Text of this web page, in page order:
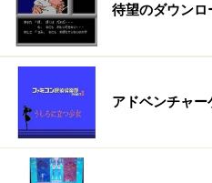
待望のダウン
アドベンチャ